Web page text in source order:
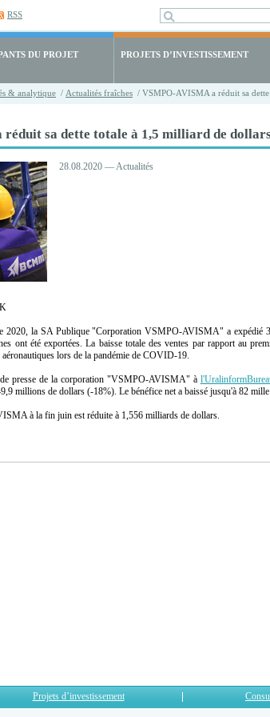
RSS
DU PROJET PROJETS D’INVESTISSEMENT
& analytique / Actualités fraîches / VSMPO-AVISMA a réduit sa
réduit sa dette totale à 1,5 milliard de
28.08.2020 — Actualités
2020, la SA Publique "Corporation VSMPO-AVISMA" a expédié
ont été exportées. La baisse totale des ventes par rapport au
lors de la pandémie de COVID-19.
de presse de la corporation "VSMPO-AVISMA" à
millions de dollars (-18%). Le bénéfice net a baissé jusqu'à 82
à la fin juin est réduite à 1,556 milliards de dollars.
Projets d’investissement